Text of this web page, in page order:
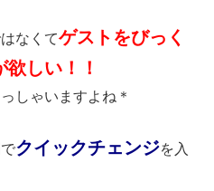
なくてゲストをびっく
しい！！
しゃいますよね＊
クイックチェンジを入